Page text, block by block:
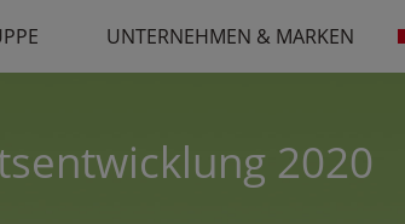
UNTERNEHMEN & MARKEN
2020